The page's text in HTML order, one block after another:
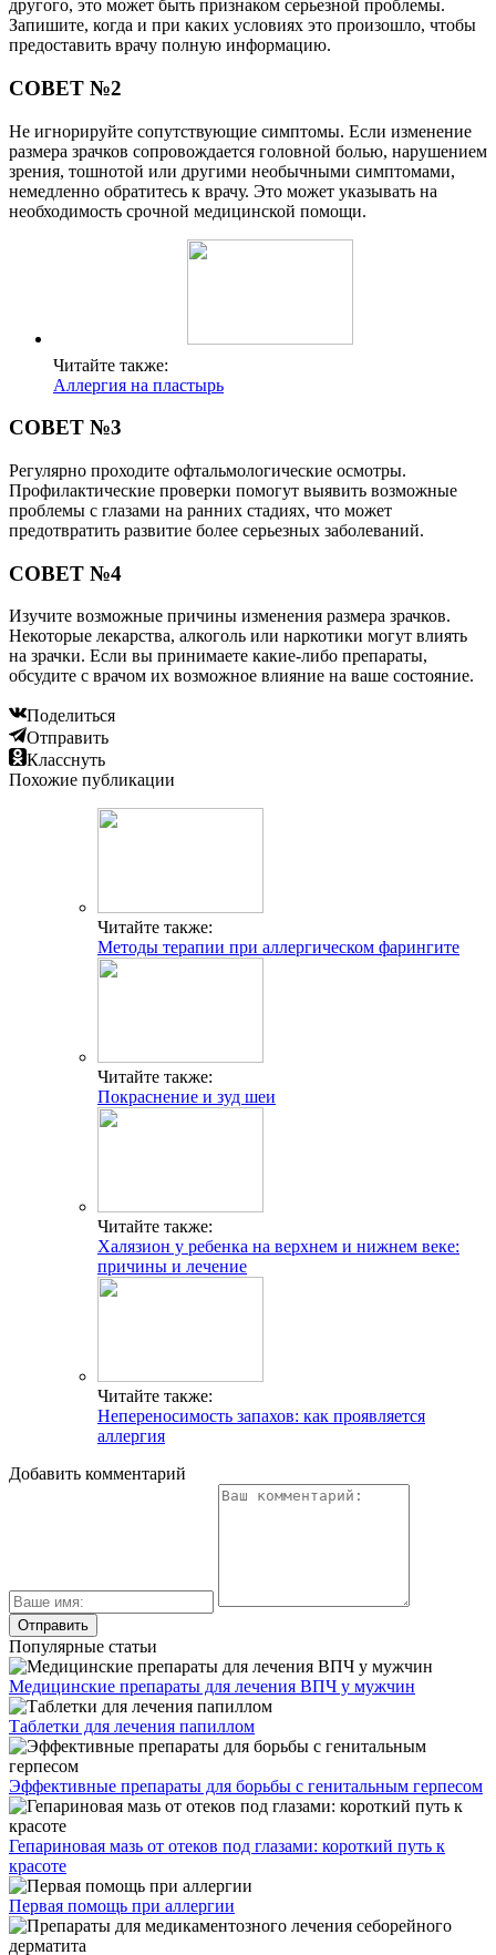
другого, это может быть признаком серьезной проблемы.
Запишите, когда и при каких условиях это произошло, чтобы
предоставить врачу полную информацию.
СОВЕТ №2
Не игнорируйте сопутствующие симптомы. Если изменение
размера зрачков сопровождается головной болью, нарушением
зрения, тошнотой или другими необычными симптомами,
немедленно обратитесь к врачу. Это может указывать на
необходимость срочной медицинской помощи.
Читайте также:
Аллергия на пластырь
СОВЕТ №3
Регулярно проходите офтальмологические осмотры.
Профилактические проверки помогут выявить возможные
проблемы с глазами на ранних стадиях, что может
предотвратить развитие более серьезных заболеваний.
СОВЕТ №4
Изучите возможные причины изменения размера зрачков.
Некоторые лекарства, алкоголь или наркотики могут влиять
на зрачки. Если вы принимаете какие-либо препараты,
обсудите с врачом их возможное влияние на ваше состояние.
Поделиться
Отправить
Класснуть
Похожие публикации
Читайте также:
Методы терапии при аллергическом фарингите
Читайте также:
Покраснение и зуд шеи
Читайте также:
Халязион у ребенка на верхнем и нижнем веке:
причины и лечение
Читайте также:
Непереносимость запахов: как проявляется
аллергия
Добавить комментарий
Популярные статьи
Медицинские препараты для лечения ВПЧ у мужчин
Таблетки для лечения папиллом
Эффективные препараты для борьбы с генитальным герпесом
Гепариновая мазь от отеков под глазами: короткий путь к
красоте
Первая помощь при аллергии